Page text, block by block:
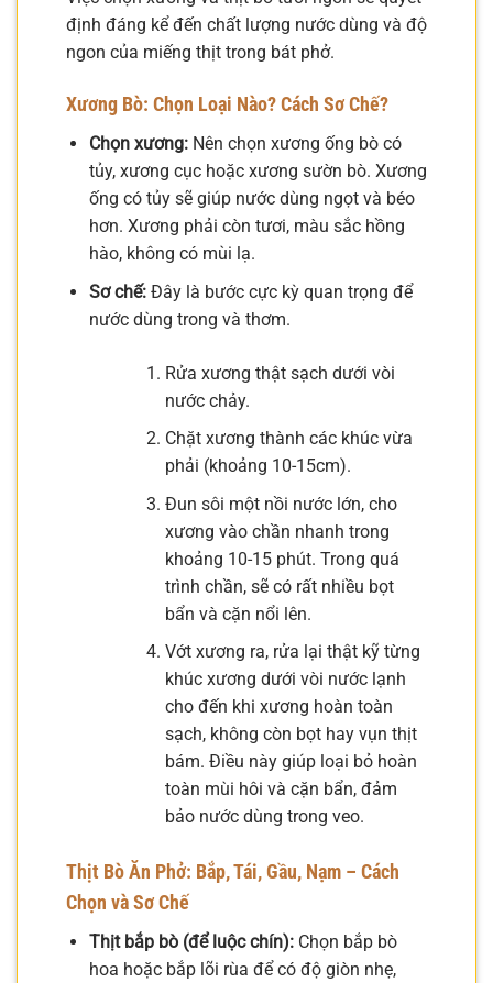
định đáng kể đến chất lượng nước dùng và độ
ngon của miếng thịt trong bát phở.
Xương Bò: Chọn Loại Nào? Cách Sơ Chế?
Chọn xương:Nên chọn xương ống bò có
tủy, xương cục hoặc xương sườn bò. Xương
ống có tủy sẽ giúp nước dùng ngọt và béo
hơn. Xương phải còn tươi, màu sắc hồng
hào, không có mùi lạ.
Sơ chế:Đây là bước cực kỳ quan trọng để
nước dùng trong và thơm.
Rửa xương thật sạch dưới vòi
nước chảy.
Chặt xương thành các khúc vừa
phải (khoảng 10-15cm).
Đun sôi một nồi nước lớn, cho
xương vào chần nhanh trong
khoảng 10-15 phút. Trong quá
trình chần, sẽ có rất nhiều bọt
bẩn và cặn nổi lên.
Vớt xương ra, rửa lại thật kỹ từng
khúc xương dưới vòi nước lạnh
cho đến khi xương hoàn toàn
sạch, không còn bọt hay vụn thịt
bám. Điều này giúp loại bỏ hoàn
toàn mùi hôi và cặn bẩn, đảm
bảo nước dùng trong veo.
Thịt Bò Ăn Phở: Bắp, Tái, Gầu, Nạm – Cách
Chọn và Sơ Chế
Thịt bắp bò (để luộc chín):Chọn bắp bò
hoa hoặc bắp lõi rùa để có độ giòn nhẹ,